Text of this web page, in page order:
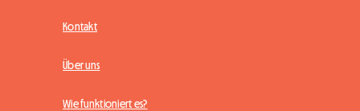
Kontakt
Über uns
Wie funktioniert es?